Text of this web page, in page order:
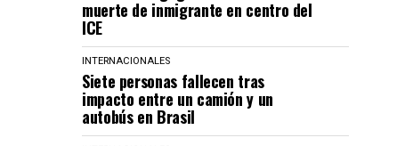
muerte de inmigrante en centro del
ICE
INTERNACIONALES
Siete personas fallecen tras
impacto entre un camión y un
autobús en Brasil